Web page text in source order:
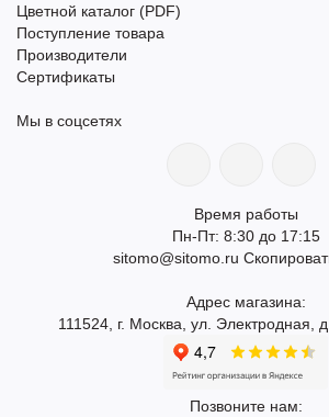
Цветной каталог (PDF)
Поступление товара
Производители
Сертификаты
Мы в соцсетях
Время работы
Пн-Пт: 8:30 до 17:15
sitomo@sitomo.ru
Адрес магазина:
111524, г. Москва, ул. Электродная,
Позвоните нам: